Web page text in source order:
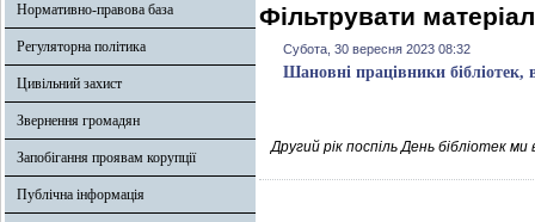
Нормативно-правова база
Регуляторна політика
Цивільний захист
Звернення громадян
Запобігання проявам корупції
Публічна інформація
Фільтрувати
Субота, 30 вересня 2023 08:32
Шановні працівники бібліотек,
Другий рік поспіль День бібліотек